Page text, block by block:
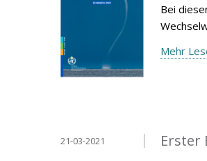
Bei
Mehr
Erster
21-03-2021